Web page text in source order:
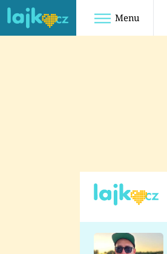
Menu